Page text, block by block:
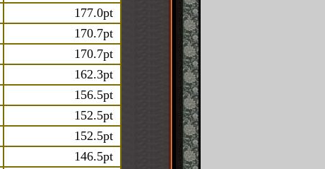
177.0pt
170.7pt
170.7pt
162.3pt
156.5pt
152.5pt
152.5pt
146.5pt